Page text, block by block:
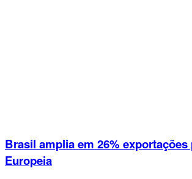
Brasil amplia em 26% exportações
Europeia